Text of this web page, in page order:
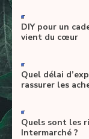
-
DIY pour un
vient du cœur
-
Quel délai
rassurer les
-
Quels sont les
Intermarché ?